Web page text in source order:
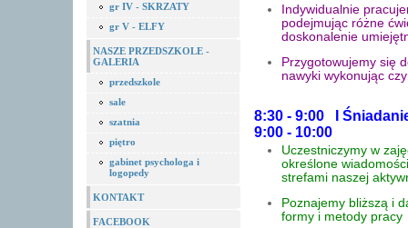
gr IV - SKRZATY
gr V - ELFY
NASZE PRZEDSZKOLE -
GALERIA
przedszkole
sale
szatnia
piętro
gabinet psychologa i
logopedy
KONTAKT
FACEBOOK
Indywidualnie
podejmując różne
doskonalenie
Przygotowujemy się
nawyki wykonując
8:30 - 9:00 I
9:00 - 10:00
Uczestniczymy w
określone
strefami naszej
Poznajemy bliższą i
formy i metody pracy